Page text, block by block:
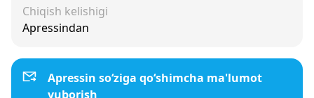
Chiqish kelishigi
Apressindan
Apressin so‘ziga qo‘shimcha ma'lumot
yuborish